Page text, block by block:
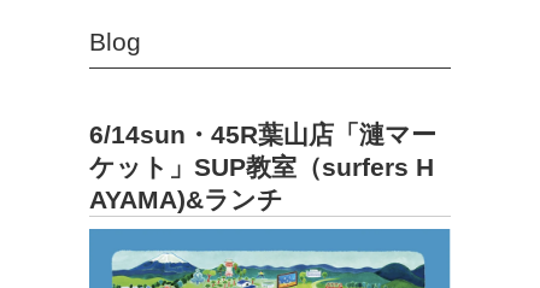
Blog
6/14sun・45R葉山店「漣マー
ケット」SUP教室（surfers H
AYAMA)&ランチ